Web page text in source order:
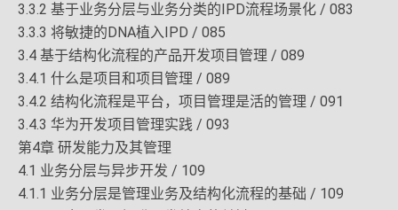
3.3.2 基于业务分层与业务分类的IPD流程场景化 / 083
3.3.3 将敏捷的DNA植入IPD / 085
3.4 基于结构化流程的产品开发项目管理 / 089
3.4.1 什么是项目和项目管理 / 089
3.4.2 结构化流程是平台，项目管理是活的管理 / 091
3.4.3 华为开发项目管理实践 / 093
第4章 研发能力及其管理
4.1 业务分层与异步开发 / 109
4.1.1 业务分层是管理业务及结构化流程的基础 / 109